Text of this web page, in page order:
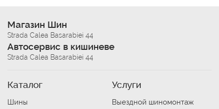
Магазин Шин
Strada Calea Basarabiei 44
Автосервис в кишиневе
Strada Calea Basarabiei 44
Каталог
Шины
Услуги
Выездной шиномонтаж